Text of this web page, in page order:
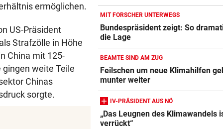
ermöglichen.
US-Präsident
Strafzölle in Höhe
China mit 125-
gingen weite Teile
Chinas
sorgte.
CHAMPIONS-LEAGUE-QUALI
Tor-Spektakel! St. Pölten
Young Boys Bern
Mann floh nach Unfall
Mit Schuss gestoppt
MIT FORSCHER UNTERWEGS
Bundespräsident zeigt: So
dramatisch ist die Lage
MIT FORSCHER UNTERWEGS
Bundespräsident zeigt: So
die Lage
BEAMTE SIND AM ZUG
Feilschen um neue Klimahilfen
munter weiter
IV-PRÄSIDENT AUS NÖ
„Das Leugnen des Klimawandels
verrückt“